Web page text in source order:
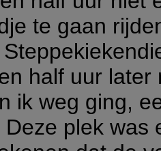
te gaan
half uur
ik weg ging,
Deze plek was